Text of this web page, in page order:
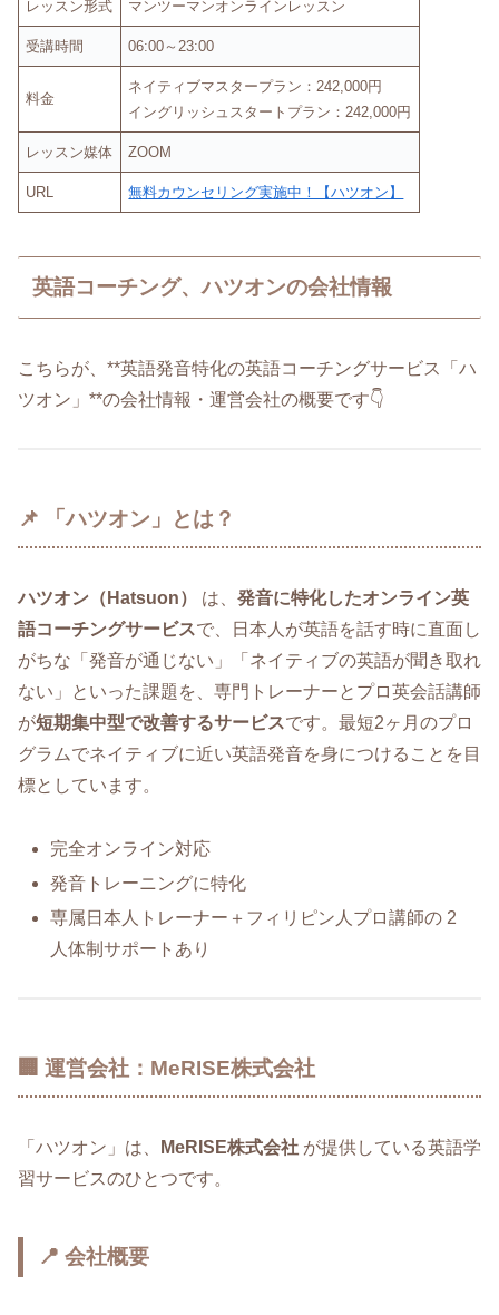
レッスン形式 マンツーマンオンラインレッスン
受講時間 06:00～23:00
料金
ネイティブマスタープラン：242,000円
イングリッシュスタートプラン：242,000円
レッスン媒体 ZOOM
URL 無料カウンセリング実施中！【ハツオン】
英語コーチング、ハツオンの会社情報
こちらが、**英語発音特化の英語コーチングサービス「ハ
ツオン」**の会社情報・運営会社の概要です👇
📌 「ハツオン」とは？
ハツオン（Hatsuon） は、 発音に特化したオンライン英
語コーチングサービスで、日本人が英語を話す時に直面し
がちな「発音が通じない」「ネイティブの英語が聞き取れ
ない」といった課題を、専門トレーナーとプロ英会話講師
が短期集中型で改善するサービスです。最短2ヶ月のプロ
グラムでネイティブに近い英語発音を身につけることを目
標としています。
完全オンライン対応
発音トレーニングに特化
専属日本人トレーナー＋フィリピン人プロ講師の 2
人体制サポートあり
🏢 運営会社：MeRISE株式会社
「ハツオン」は、 MeRISE株式会社 が提供している英語学
習サービスのひとつです。
📍 会社概要